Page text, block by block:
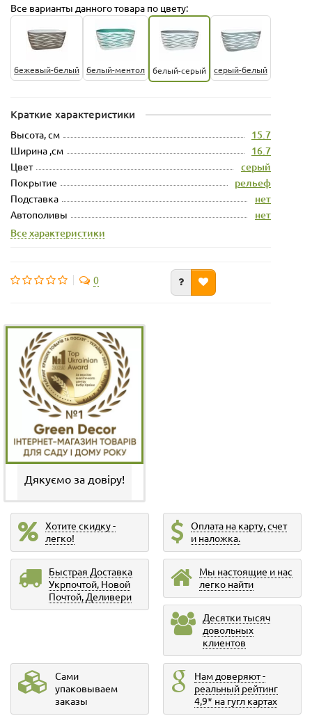
Все варианты данного товара по цвету:
бежевый-белый белый-ментол белый-серый серый-белый
Краткие характеристики
Высота, см 15.7
Ширина ,см 16.7
Цвет серый
Покрытие рельеф
Подставка нет
Автополивы
нет
Все характеристики
0
Дякуємо за довіру!
Хотите скидку -
легко!
Оплата на карту, счет
и наложка.
Быстрая Доставка
Укрпочтой, Новой
Почтой, Деливери
Мы настоящие и нас
легко найти
Десятки тысяч
довольных
клиентов
Сами
упаковываем
заказы
Нам доверяют -
реальный рейтинг
4,9* на гугл картах